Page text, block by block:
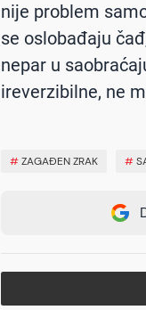
nije problem
se oslobađaju
nepar u
ireverzibilne, ne
#ZAGAĐEN ZRAK #